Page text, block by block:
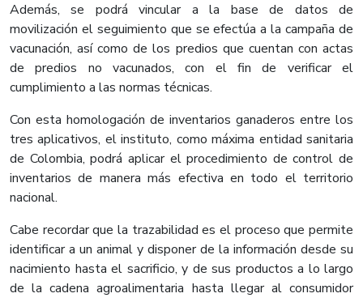
Además, se podrá vincular a la base de datos de
movilización el seguimiento que se efectúa a la campaña de
vacunación, así como de los predios que cuentan con actas
de predios no vacunados, con el fin de verificar el
cumplimiento a las normas técnicas.
Con esta homologación de inventarios ganaderos entre los
tres aplicativos, el instituto, como máxima entidad sanitaria
de Colombia, podrá aplicar el procedimiento de control de
inventarios de manera más efectiva en todo el territorio
nacional.
Cabe recordar que la trazabilidad es el proceso que permite
identificar a un animal y disponer de la información desde su
nacimiento hasta el sacrificio, y de sus productos a lo largo
de la cadena agroalimentaria hasta llegar al consumidor